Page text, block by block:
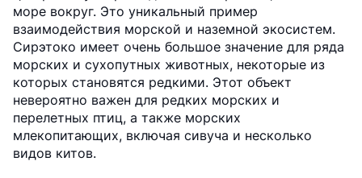
море вокруг. Это уникальный пример
взаимодействия морской и наземной экосистем.
Сирэтоко имеет очень большое значение для ряда
морских и сухопутных животных, некоторые из
которых становятся редкими. Этот объект
невероятно важен для редких морских и
перелетных птиц, а также морских
млекопитающих, включая сивуча и несколько
видов китов.